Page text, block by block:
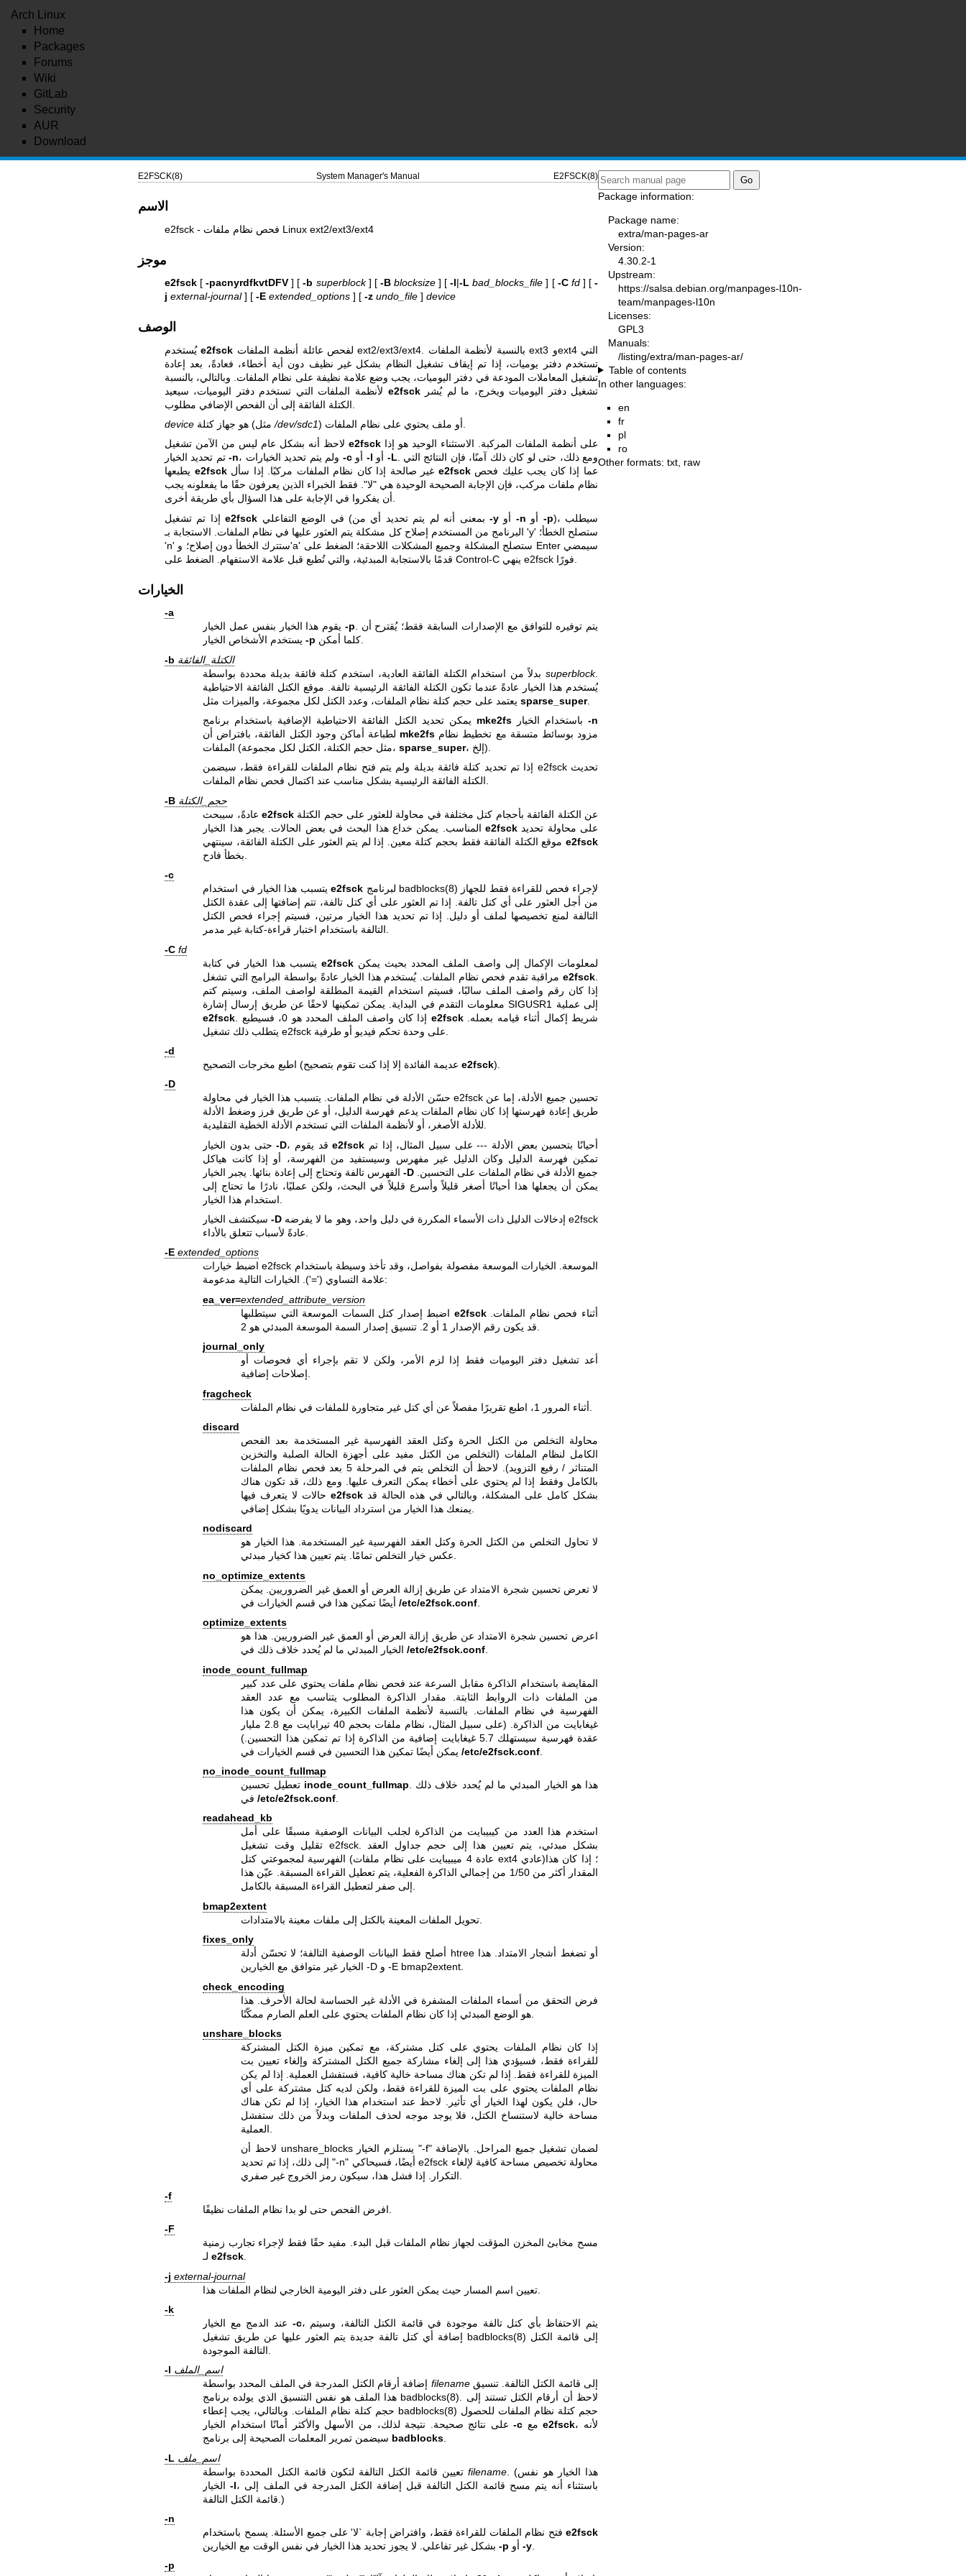
Arch Linux
Home
Packages
Forums
Wiki
GitLab
Security
AUR
Download
E2FSCK(8) System Manager's Manual E2FSCK(8)
الاسم
e2fsck - فحص نظام ملفات Linux ext2/ext3/ext4
موجز
e2fsck[-pacnyrdfkvtDFV ] [-b superblock] [ -B blocksize] [-l|-L bad_blocks_file ] [ -C fd] [-
j external-journal] [ -E extended_options] [ -z undo_file] device
الوصف
يُستخدمe2fsck
تستخدم دفتر يوميات، إذا تم إيقاف تشغيل النظام بشكل غير نظيف دون أية أخطاء، فعادةً، بعد إعادة
تشغيل المعاملات المودعة في دفتر اليوميات، يجب وضع علامة نظيفة على نظام الملفات. وبالتالي، بالنسبة
e2fsckتشغيل دفتر اليوميات ويخرج، ما لم يُشر
device
هو جهاز كتلة (مثل/dev/sdc1
e2fsck
تم تحديد الخيار-n -c -l -L. ومع ذلك، حتى لو كان ذلك آمنًا، فإن النتائج التي
e2fsck e2fsckعما إذا كان يجب عليك فحص
نظام ملفات مركب، فإن الإجابة الصحيحة الوحيدة هي "لا". فقط الخبراء الذين يعرفون حقًا ما يفعلونه يجب
أن يفكروا في الإجابة على هذا السؤال بأي طريقة أخرى.
إذا تم تشغيلe2fsck -y -n -p)، سيطلب
البرنامج من المستخدم إصلاح كل مشكلة يتم العثور عليها في نظام الملفات. الاستجابة بـ 'y' ستصلح الخطأ؛
'n' ستترك الخطأ دون إصلاح؛ و'a' ستصلح المشكلة وجميع المشكلات اللاحقة؛ الضغط على Enter سيمضي
الخيارات
-a
-p
يستخدم الأشخاص الخيار-p
-b الكتلة_الفائقة
بدلاً من استخدام الكتلة الفائقة العادية، استخدم كتلة فائقة بديلة محددة بواسطةsuperblock.
يُستخدم هذا الخيار عادةً عندما تكون الكتلة الفائقة الرئيسية تالفة. موقع الكتل الفائقة الاحتياطية
يعتمد على حجم كتلة نظام الملفات، وعدد الكتل لكل مجموعة، والميزات مثلsparse_super.
mke2fs باستخدام الخيار-n
mke2fs
الملفات (مثل حجم الكتلة، الكتل لكل مجموعة،sparse_super
، إلخ).
إذا تم تحديد كتلة فائقة بديلة ولم يتم فتح نظام الملفات للقراءة فقط، سيضمن e2fsck تحديث
الكتلة الفائقة الرئيسية بشكل مناسب عند اكتمال فحص نظام الملفات.
-B حجم_الكتلة
e2fsck
e2fsckعلى محاولة تحديد
موقع الكتلة الفائقة فقط بحجم كتلة معين. إذا لم يتم العثور على الكتلة الفائقة، سينتهيe2fsck
-c
يتسبب هذا الخيار في استخدامe2fsck badblocks(8)
من أجل العثور على أي كتل تالفة. إذا تم العثور على أي كتل تالفة، تتم إضافتها إلى عقدة الكتل
التالفة لمنع تخصيصها لملف أو دليل. إذا تم تحديد هذا الخيار مرتين، فسيتم إجراء فحص الكتل
-Cfd
e2fsckلمعلومات الإكمال إلى واصف الملف المحدد بحيث يمكن
مراقبة تقدم فحص نظام الملفات. يُستخدم هذا الخيار عادةً بواسطة البرامج التي تشغلe2fsck
إذا كان رقم واصف الملف سالبًا، فسيتم استخدام القيمة المطلقة لواصف الملف، وسيتم كتم
معلومات التقدم في البداية. يمكن تمكينها لاحقًا عن طريق إرسال إشارة SIGUSR1 إلى عملية
e2fsck
e2fsckشريط إكمال أثناء قيامه بعمله.
-d
اطبع مخرجات التصحيح (عديمة الفائدة إلا إذا كنت تقوم بتصحيحe2fsck).
-D
حسّن الأدلة في نظام الملفات. يتسبب هذا الخيار في محاولة e2fsck تحسين جميع الأدلة، إما عن
طريق إعادة فهرستها إذا كان نظام الملفات يدعم فهرسة الدليل، أو عن طريق فرز وضغط الأدلة
للأدلة الأصغر، أو لأنظمة الملفات التي تستخدم الأدلة الخطية التقليدية.
حتى بدون الخيار-D ، قد يقومe2fsck
تمكين فهرسة الدليل وكان الدليل غير مفهرس وسيستفيد من الفهرسة، أو إذا كانت هياكل
الفهرس تالفة وتحتاج إلى إعادة بنائها. يجبر الخيار-D
يمكن أن يجعلها هذا أحيانًا أصغر قليلاً وأسرع قليلاً في البحث، ولكن عمليًا، نادرًا ما تحتاج إلى
سيكتشف الخيار-D
-Eextended_options
اضبط خيارات e2fsck الموسعة. الخيارات الموسعة مفصولة بفواصل، وقد تأخذ وسيطة باستخدام
علامة التساوي ('='). الخيارات التالية مدعومة:
ea_ver=extended_attribute_version
e2fsckأثناء فحص نظام الملفات.
journal_only
أعد تشغيل دفتر اليوميات فقط إذا لزم الأمر، ولكن لا تقم بإجراء أي فحوصات أو
إصلاحات إضافية.
fragcheck
discard
محاولة التخلص من الكتل الحرة وكتل العقد الفهرسية غير المستخدمة بعد الفحص
الكامل لنظام الملفات (التخلص من الكتل مفيد على أجهزة الحالة الصلبة والتخزين
المتناثر / رفيع التزويد). لاحظ أن التخلص يتم في المرحلة 5 بعد فحص نظام الملفات
بالكامل وفقط إذا لم يحتوي على أخطاء يمكن التعرف عليها. ومع ذلك، قد تكون هناك
e2fsckبشكل كامل على المشكلة، وبالتالي في هذه الحالة قد
nodiscard
لا تحاول التخلص من الكتل الحرة وكتل العقد الفهرسية غير المستخدمة. هذا الخيار هو
عكس خيار التخلص تمامًا. يتم تعيين هذا كخيار مبدئي.
no_optimize_extents
لا تعرض تحسين شجرة الامتداد عن طريق إزالة العرض أو العمق غير الضروريين. يمكن
أيضًا تمكين هذا في قسم الخيارات في/etc/e2fsck.conf
optimize_extents
اعرض تحسين شجرة الامتداد عن طريق إزالة العرض أو العمق غير الضروريين. هذا هو
الخيار المبدئي ما لم يُحدد خلاف ذلك في/etc/e2fsck.conf.
inode_count_fullmap
المقايضة باستخدام الذاكرة مقابل السرعة عند فحص نظام ملفات يحتوي على عدد كبير
من الملفات ذات الروابط الثابتة. مقدار الذاكرة المطلوب يتناسب مع عدد العقد
الفهرسية في نظام الملفات. بالنسبة لأنظمة الملفات الكبيرة، يمكن أن يكون هذا
غيغابايت من الذاكرة. (على سبيل المثال، نظام ملفات بحجم 40 تيرابايت مع 2.8 مليار
عقدة فهرسية سيستهلك 5.7 غيغابايت إضافية من الذاكرة إذا تم تمكين هذا التحسين.)
يمكن أيضًا تمكين هذا التحسين في قسم الخيارات في/etc/e2fsck.conf
no_inode_count_fullmap
تعطيل تحسين inode_count_fullmap
في/etc/e2fsck.conf
readahead_kb
استخدم هذا العدد من كيبيبايت من الذاكرة لجلب البيانات الوصفية مسبقًا على أمل
تقليل وقت تشغيل e2fsck. بشكل مبدئي، يتم تعيين هذا إلى حجم جداول العقد
الفهرسية لمجموعتي كتل (عادة 4 ميبيبايت على نظام ملفات ext4 عادي)؛ إذا كان هذا
المقدار أكثر من 1/50 من إجمالي الذاكرة الفعلية، يتم تعطيل القراءة المسبقة. عيّن هذا
إلى صفر لتعطيل القراءة المسبقة بالكامل.
bmap2extent
fixes_only
أصلح فقط البيانات الوصفية التالفة؛ لا تحسّن أدلة htree أو تضغط أشجار الامتداد. هذا
الخيار غير متوافق مع الخيارين -D و -E bmap2extent.
check_encoding
فرض التحقق من أسماء الملفات المشفرة في الأدلة غير الحساسة لحالة الأحرف. هذا
unshare_blocks
إذا كان نظام الملفات يحتوي على كتل مشتركة، مع تمكين ميزة الكتل المشتركة
للقراءة فقط، فسيؤدي هذا إلى إلغاء مشاركة جميع الكتل المشتركة وإلغاء تعيين بت
الميزة للقراءة فقط. إذا لم تكن هناك مساحة خالية كافية، فستفشل العملية. إذا لم يكن
نظام الملفات يحتوي على بت الميزة للقراءة فقط، ولكن لديه كتل مشتركة على أي
حال، فلن يكون لهذا الخيار أي تأثير. لاحظ عند استخدام هذا الخيار، إذا لم تكن هناك
مساحة خالية لاستنساخ الكتل، فلا يوجد موجه لحذف الملفات وبدلاً من ذلك ستفشل
لاحظ أن unshare_blocks يستلزم الخيار "-f" لضمان تشغيل جميع المراحل. بالإضافة
إلى ذلك، إذا تم تحديد "-n" أيضًا، فسيحاكي e2fsck محاولة تخصيص مساحة كافية لإلغاء
التكرار. إذا فشل هذا، سيكون رمز الخروج غير صفري.
-f
-F
مسح مخابئ المخزن المؤقت لجهاز نظام الملفات قبل البدء. مفيد حقًا فقط لإجراء تجارب زمنية
لـe2fsck
-j external-journal
-k
-c، يتم الاحتفاظ بأي كتل تالفة موجودة في قائمة الكتل التالفة، وسيتم
badblocks(8)
-l اسم_الملف
filenameإلى قائمة الكتل التالفة. تنسيق
badblocks(8). لاحظ أن أرقام الكتل تستند إلى
badblocks(8)
على نتائج صحيحة. نتيجة لذلك، من الأسهل والأكثر أمانًا استخدام الخيار-c معe2fsck، لأنه
badblocks.
-L اسم_ملف
تعيين قائمة الكتل التالفة لتكون قائمة الكتل المحددة بواسطةfilename . (هذا الخيار هو نفس
الخيار-l، باستثناء أنه يتم مسح قائمة الكتل التالفة قبل إضافة الكتل المدرجة في الملف إلى
قائمة الكتل التالفة.)
-n
فتح نظام الملفات للقراءة فقط، وافتراض إجابة `لا' على جميع الأسئلة. يسمح باستخدامe2fsck
بشكل غير تفاعلي. لا يجوز تحديد هذا الخيار في نفس الوقت مع الخيارين-p أو-y
-p
Package information:
Package name:
extra/man-pages-ar
Version:
4.30.2-1
Upstream:
https://salsa.debian.org/manpages-l10n-
team/manpages-l10n
Licenses:
GPL3
Manuals:
/listing/extra/man-pages-ar/
Table of contents
In other languages:
en
fr
pl
ro
Other formats: txt raw